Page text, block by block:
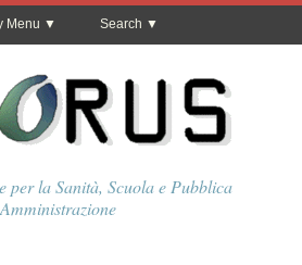
Menu Search
per la Sanità, Scuola e Pubblica
Amministrazione